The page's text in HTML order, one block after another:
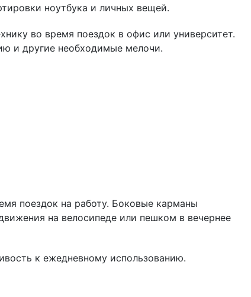
ноутбука и личных вещей.
во время поездок в офис или университет.
и другие необходимые мелочи.
поездок на работу. Боковые карманы
на велосипеде или пешком в вечернее
к ежедневному использованию.